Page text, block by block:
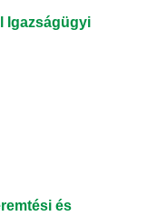
Igazságügyi
és